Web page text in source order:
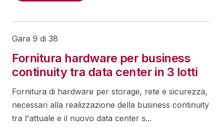
Gara 9 di 38
Fornitura hardware per business
continuity tra data center in 3 lotti
Fornitura di hardware per storage, rete e sicurezza,
necessari alla realizzazione della business continuity
tra l'attuale e il nuovo data center s...